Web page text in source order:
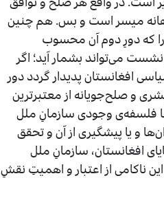
میسر است و بس. هم چنین
که دورِ دوم آن محسوب
می‌تواند بشمار آید؛ اگر
افغانستان پدیدار گردد دور
و صلح‌جویانه از معتبرترین
فلسفه‌ی وجودی سازمانِ ملل
و یا پیشگیری از آن و تحقق
افغانستان، سازمانِ ملل
ناکامی از اعتبار و اهمیتِ نقشِ